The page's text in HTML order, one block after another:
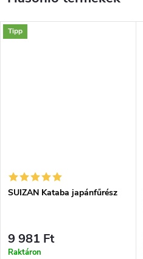
Tipp
SUIZAN Kataba japánfűrész
9 981 Ft
Raktáron